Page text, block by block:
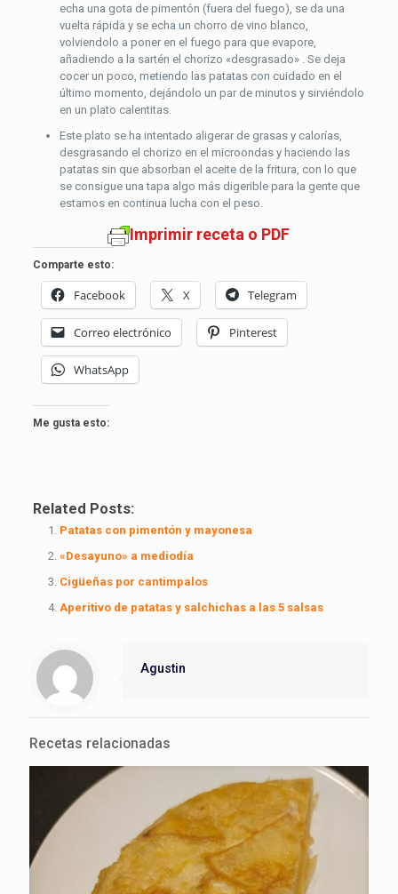
echa una gota de pimentón (fuera del fuego), se da una
vuelta rápida y se echa un chorro de vino blanco,
volviendolo a poner en el fuego para que evapore,
añadiendo a la sartén el chorizo «desgrasado» . Se deja
cocer un poco, metiendo las patatas con cuidado en el
último momento, dejándolo un par de minutos y sirviéndolo
en un plato calentitas.
Este plato se ha intentado aligerar de grasas y calorías,
desgrasando el chorizo en el microondas y haciendo las
patatas sin que absorban el aceite de la fritura, con lo que
se consigue una tapa algo más digerible para la gente que
estamos en continua lucha con el peso.
Imprimir receta o PDF
Comparte esto:
Facebook X Telegram
Correo electrónico Pinterest
WhatsApp
Me gusta esto:
Related Posts:
Patatas con pimentón y mayonesa
«Desayuno» a mediodía
Cigüeñas por cantimpalos
Aperitivo de patatas y salchichas a las 5 salsas
Agustin
Recetas relacionadas